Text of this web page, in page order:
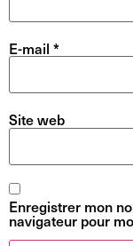
E-mail *
Site web
Enregistrer mon
navigateur pour